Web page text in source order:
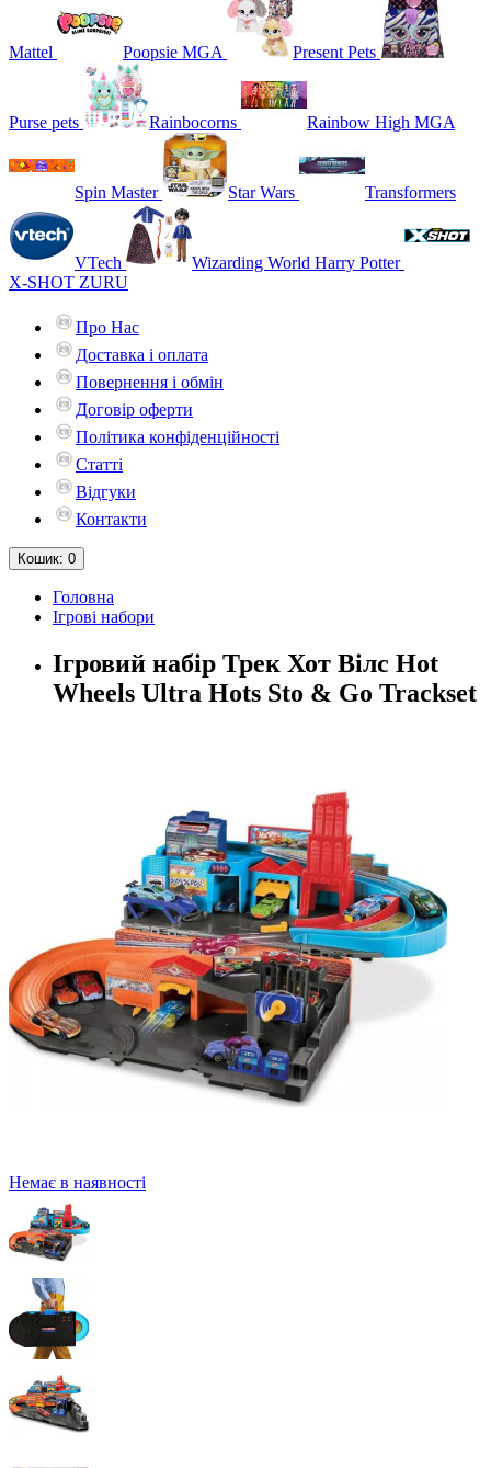
Mattel Poopsie MGA Present Pets
Purse pets Rainbocorns Rainbow High MGA
Spin Master Star Wars Transformers
VTech
Wizarding World Harry Potter
X-SHOT ZURU
Про Нас
Доставка і оплата
Повернення і обмін
Договір оферти
Політика конфіденційності
Статті
Відгуки
Контакти
Кошик: 0
Головна
Ігрові набори
Ігровий набір Трек Хот Вілс Hot
Wheels Ultra Hots Sto & Go Trackset
Немає в наявності